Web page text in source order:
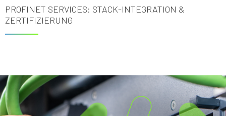
PROFINET SERVICES: STACK-INTEGRATION &
ZERTIFIZIERUNG